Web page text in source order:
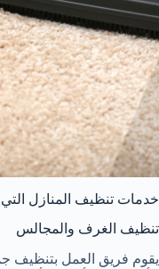
خدمات تنظيف المنازل
تنظيف الغرف والمجالس
يقوم فريق العمل بتنظيف